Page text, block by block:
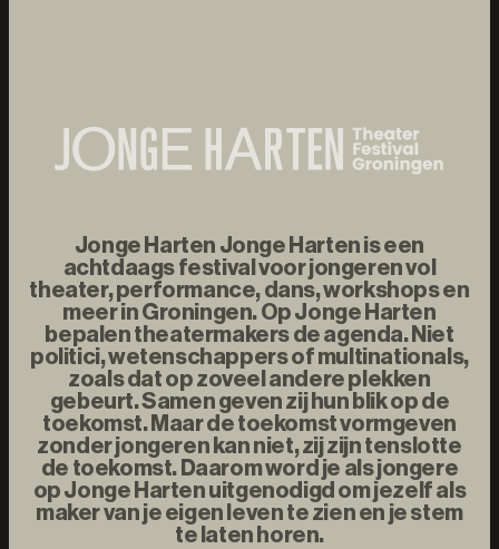
Jonge Harten Jonge Harten is een
achtdaags festival voor jongeren vol
theater, performance, dans, workshops en
meer in Groningen. Op Jonge Harten
bepalen theatermakers de agenda. Niet
politici, wetenschappers of multinationals,
zoals dat op zoveel andere plekken
gebeurt. Samen geven zij hun blik op de
toekomst. Maar de toekomst vormgeven
zonder jongeren kan niet, zij zijn tenslotte
de toekomst. Daarom word je als jongere
op Jonge Harten uitgenodigd om jezelf als
maker van je eigen leven te zien en je stem
te laten horen.